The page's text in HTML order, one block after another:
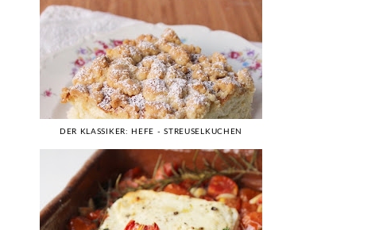
DER KLASSIKER: HEFE - STREUSELKUCHEN